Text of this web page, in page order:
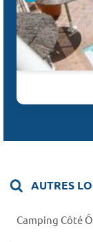
AUTRES
Camping Côté